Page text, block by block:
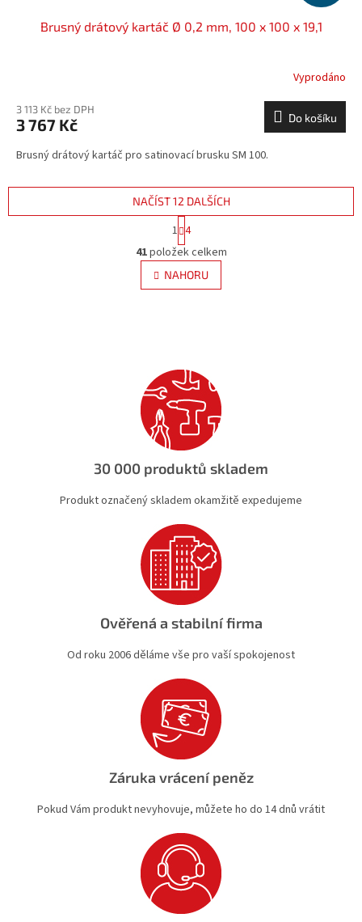
Brusný drátový kartáč Ø 0,2 mm, 100 x 100 x 19,1
Vyprodáno
3 113 Kč bez DPH
3 767 Kč Do košíku
Brusný drátový kartáč pro satinovací brusku SM 100.
O
v
l
á
p
r
v
k
y
ý
p
s
u
NAČÍST 12 DALŠÍCH
S
t
r
á
n
k
1 4
41položek celkem
NAHORU
30 000 produktů skladem
Produkt označený skladem okamžitě expedujeme
Ověřená a stabilní firma
Od roku 2006 děláme vše pro vaší spokojenost
Záruka vrácení peněz
Pokud Vám produkt nevyhovuje, můžete ho do 14 dnů vrátit